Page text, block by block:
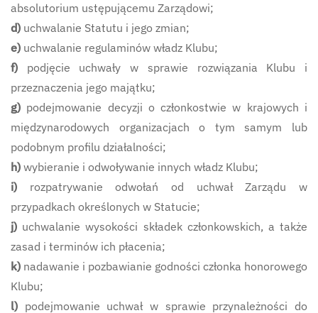
absolutorium ustępującemu Zarządowi;
d) uchwalanie Statutu i jego zmian;
e) uchwalanie regulaminów władz Klubu;
f)
podjęcie uchwały w sprawie rozwiązania Klubu i
przeznaczenia jego majątku;
g) podejmowanie decyzji o członkostwie w krajowych i
międzynarodowych organizacjach o tym samym lub
podobnym profilu działalności;
h) wybieranie i odwoływanie innych władz Klubu;
i)
rozpatrywanie odwołań od uchwał Zarządu w
przypadkach określonych w Statucie;
j) uchwalanie wysokości składek członkowskich, a także
zasad i terminów ich płacenia;
k) nadawanie i pozbawianie godności członka honorowego
Klubu;
l) podejmowanie uchwał w sprawie przynależności do